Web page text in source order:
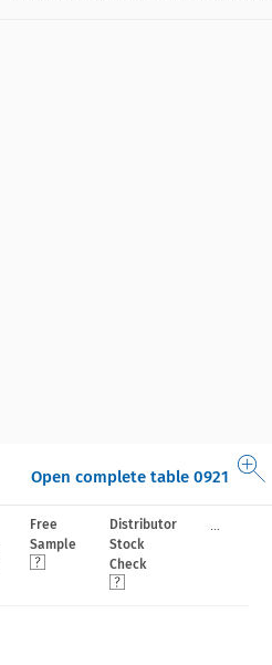
Open complete table 0921
Free
Sample
Distributor
Stock
Check
...